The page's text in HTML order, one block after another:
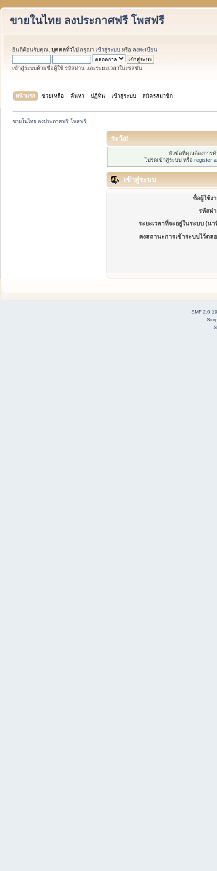
ขายในไทย ลงประกาศฟรี โพสฟรี
ยินดีต้อนรับคุณ, บุคคลทั่วไป กรุณา เข้าสู่ระบบ หรือ ลงทะเบียน
เข้าสู่ระบบด้วยชื่อผู้ใช้ รหัสผ่าน และระยะเวลาในเซสชั่น
หน้าแรก ช่วยเหลือ ค้นหา ปฏิทิน เข้าสู่ระบบ สมัครสมาชิก
ขายในไทย ลงประกาศฟรี โพสฟรี
ระวัง!
หัวข้อที่คุณต้องการ
โปรดเข้าสู่ระบบ หรือ register
เข้าสู่ระบบ
ชื่อผู้ใช้ง
รหัสผ่
ระยะเวลาที่จะอยู่ในระบบ (นา
คงสถานะการเข้าระบบไว้ตล
SMF 2.0.19